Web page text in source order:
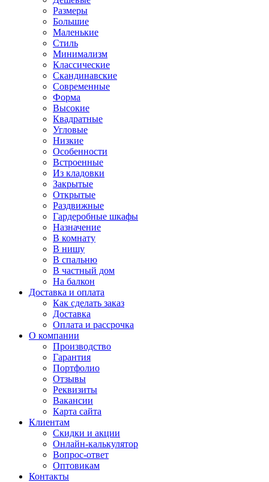
Размеры
Большие
Маленькие
Стиль
Минимализм
Классические
Скандинавские
Современные
Форма
Высокие
Квадратные
Угловые
Низкие
Особенности
Встроенные
Из кладовки
Закрытые
Открытые
Раздвижные
Гардеробные шкафы
Назначение
В комнату
В нишу
В спальню
В частный дом
На балкон
Доставка и оплата
Как сделать заказ
Доставка
Оплата и рассрочка
О компании
Производство
Гарантия
Портфолио
Отзывы
Реквизиты
Вакансии
Карта сайта
Клиентам
Скидки и акции
Онлайн-калькулятор
Вопрос-ответ
Оптовикам
Контакты